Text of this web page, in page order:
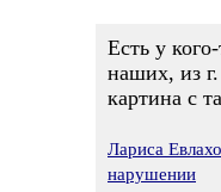
Есть у
наших, из
картина с
Лариса
нарушении